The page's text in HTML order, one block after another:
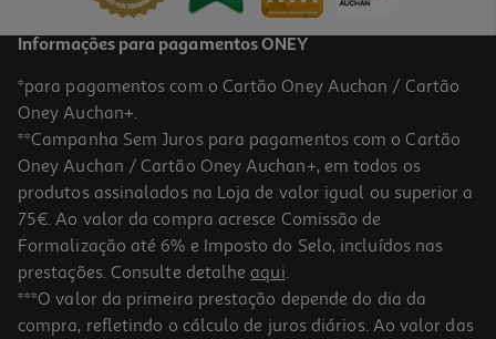
-10%
Livro O Mundo Da Inês: Medos Não Há Quem Não Tenha
10.98 €/un
Informações para pagamentos ONEY
*para pagamentos com o Cartão Oney Auchan / Cartão
Oney Auchan+.
**Campanha Sem Juros para pagamentos com o Cartão
Oney Auchan / Cartão Oney Auchan+, em todos os
produtos assinalados na Loja de valor igual ou superior a
75€. Ao valor da compra acresce Comissão de
Formalização até 6% e Imposto do Selo, incluídos nas
prestações. Consulte detalhe aqui.
***O valor da primeira prestação depende do dia da
compra, refletindo o cálculo de juros diários. Ao valor das